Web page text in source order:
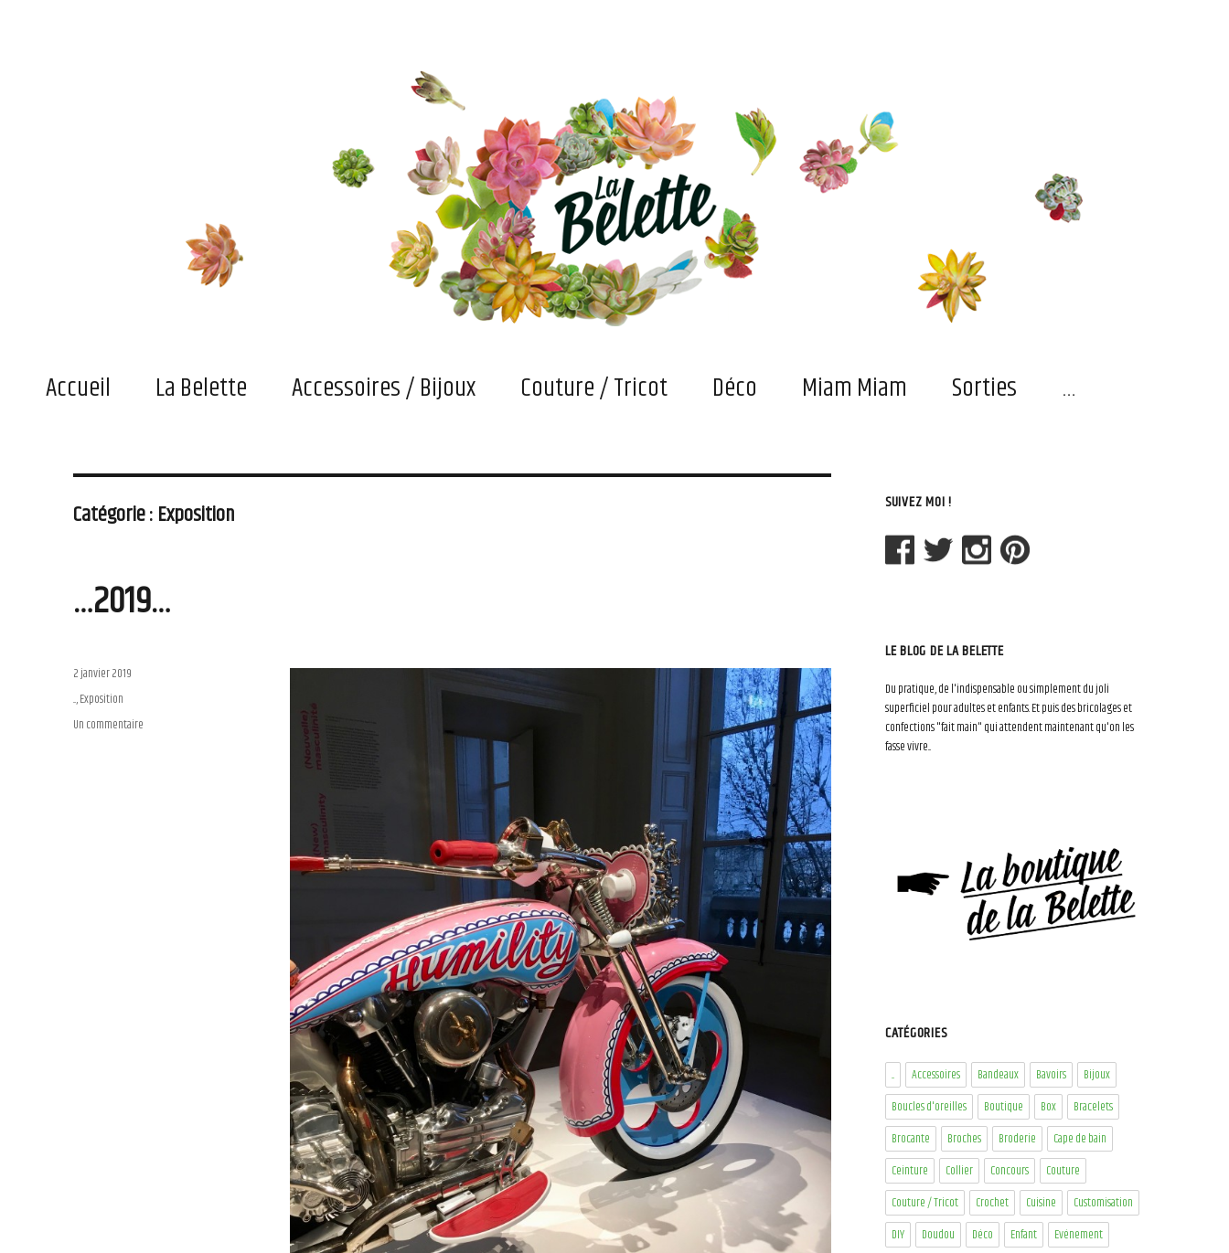
Du pratique, de l'indispensable ou simplement du joli superficiel pour adultes et enfants. Et puis des bricolages et confections "fait main" qui attendent maintenant qu'on les fasse vivre…
Accueil La Belette Accessoires / Bijoux Couture / Tricot Déco Miam Miam Sorties …
Catégorie : Exposition
…2019…
Publié
le
2 janvier 2019
Catégories
...,Exposition
Un commentaire
SUIVEZ MOI !
LE BLOG DE LA BELETTE
Du pratique, de l'indispensable ou simplement du joli
superficiel pour adultes et enfants. Et puis des bricolages et
confections "fait main" qui attendent maintenant qu'on les
fasse vivre...
CATÉGORIES
... Accessoires Bandeaux Bavoirs
Bijoux
Boucles d'oreilles
Boutique Box
Bracelets
Brocante
Broches Broderie
Cape de bain
Ceinture
Collier Concours
Couture
Couture / Tricot
Crochet Cuisine
Customisation
DIY
Doudou Déco Enfant
Evénement